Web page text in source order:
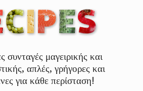
συνταγές μαγειρικής και
απλές, γρήγορες και
για κάθε περίσταση!